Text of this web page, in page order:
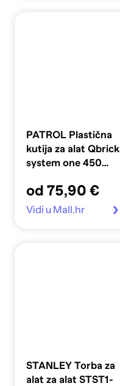
PATROL Plastična
kutija za alat Qbrick
system one 450
od 75,90 €
Vidi u Mall.hr
STANLEY Torba za
alat za alat STST1-